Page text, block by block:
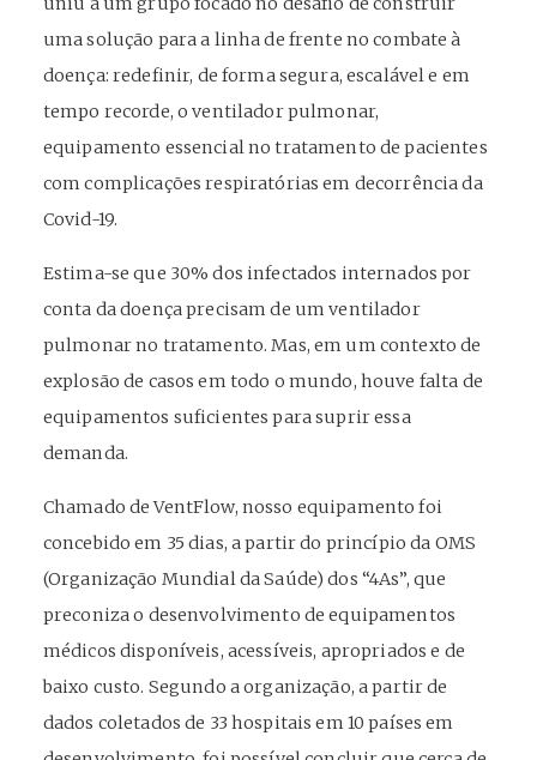
uma solução para a linha de frente no combate à
doença: redefinir, de forma segura, escalável e em
tempo recorde, o ventilador pulmonar,
equipamento essencial no tratamento de pacientes
com complicações respiratórias em decorrência da
Covid-19.
Estima-se que 30% dos infectados internados por
conta da doença precisam de um ventilador
pulmonar no tratamento. Mas, em um contexto de
explosão de casos em todo o mundo, houve falta de
equipamentos suficientes para suprir essa
demanda.
Chamado de VentFlow, nosso equipamento foi
concebido em 35 dias, a partir do princípio da OMS
(Organização Mundial da Saúde) dos “4As”, que
preconiza o desenvolvimento de equipamentos
médicos disponíveis, acessíveis, apropriados e de
baixo custo. Segundo a organização, a partir de
dados coletados de 33 hospitais em 10 países em